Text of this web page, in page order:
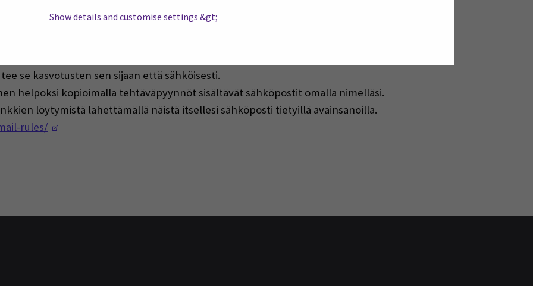
Show details and customise settings &gt;
tiedosta, kun luet sähköpostejasi.
se kasvotusten sen sijaan että sähköisesti.
helpoksi kopioimalla tehtäväpyynnöt sisältävät sähköpostit omalla nimelläsi.
löytymistä lähettämällä näistä itsellesi sähköposti tietyillä avainsanoilla.
rules/